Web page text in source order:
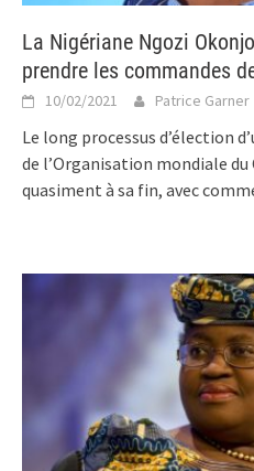
La Nigériane Ngozi
prendre les commandes
10/02/2021 Patrice Garner
Le long processus d’élection
de l’Organisation mondiale
quasiment à sa fin, avec